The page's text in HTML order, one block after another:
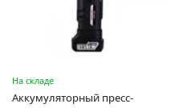
На складе
Аккумуляторный пресс-